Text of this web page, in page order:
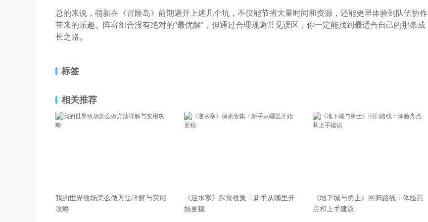
总的来说，萌新在《冒险岛》前期避开上述几个坑，不仅能节省大量时间和资源，还能更早体验到队伍协作
带来的乐趣。阵容组合没有绝对的“最优解”，但通过合理规避常见误区，你一定能找到最适合自己的那条成
长之路。
标签
相关推荐
我的世界牧场怎么做方法详解与实用
攻略
《逆水寒》探索收集：新手从哪里开
始更稳
《地下城与勇士》回归路线：体验亮
点和上手建议